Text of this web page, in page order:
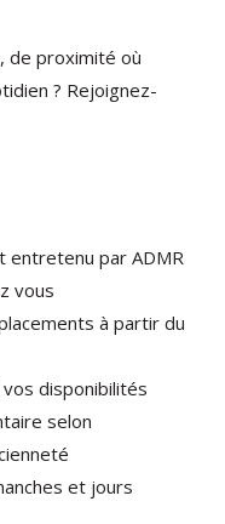
de proximité où
? Rejoignez-
entretenu par ADMR
vous
à partir du
disponibilités
selon
et jours